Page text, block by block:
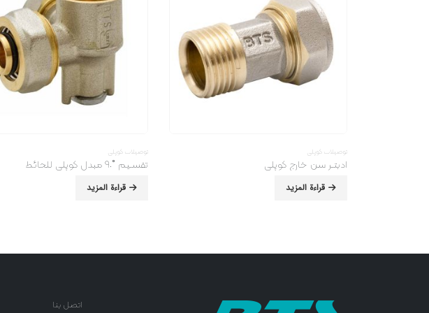
توصیلات کوپلی
ادبتـر سن خارج کوپلی
قراءة المزيد
توصیلات کوپلی
تقسـیم ˚٩٠ مبدل کوپلی للحائط
قراءة المزيد
اتصل بنا